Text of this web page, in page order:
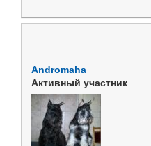
Andromaha
Активный участник